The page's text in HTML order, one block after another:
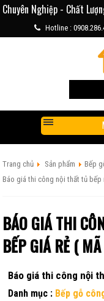
Chuyên Nghiệp - Chất
Hotline :
Trang chủ Sản phẩm
Bếp
Báo giá thi công nội thất tủ bếp
BÁO GIÁ THI
BẾP GIÁ RẺ (
Báo giá thi công nội
Danh mục : Bếp gỗ